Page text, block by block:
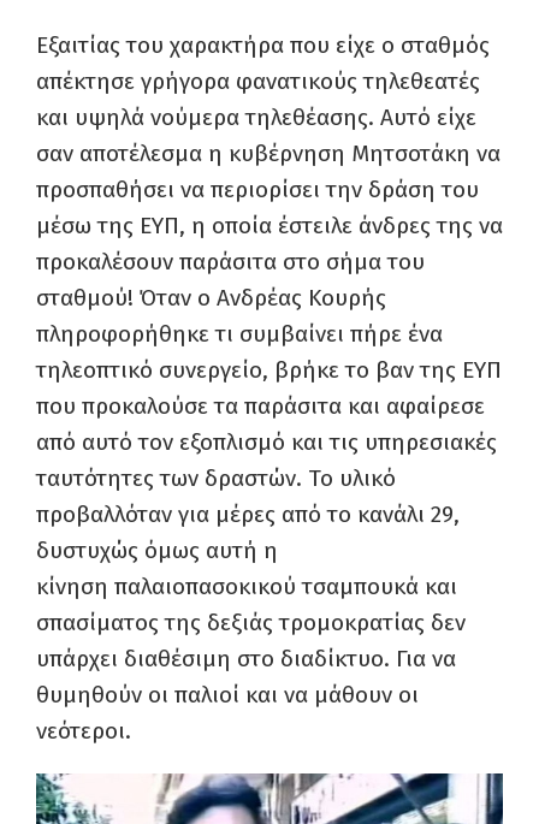
Εξαιτίας του χαρακτήρα που είχε ο σταθμός
απέκτησε γρήγορα φανατικούς τηλεθεατές
και υψηλά νούμερα τηλεθέασης. Αυτό είχε
σαν αποτέλεσμα η κυβέρνηση Μητσοτάκη να
προσπαθήσει να περιορίσει την δράση του
μέσω της ΕΥΠ, η οποία έστειλε άνδρες της να
προκαλέσουν παράσιτα στο σήμα του
σταθμού! Όταν ο Ανδρέας Κουρής
πληροφορήθηκε τι συμβαίνει πήρε ένα
τηλεοπτικό συνεργείο, βρήκε το βαν της ΕΥΠ
που προκαλούσε τα παράσιτα και αφαίρεσε
από αυτό τον εξοπλισμό και τις υπηρεσιακές
ταυτότητες των δραστών. Το υλικό
προβαλλόταν για μέρες από το κανάλι 29,
δυστυχώς όμως αυτή η
κίνηση παλαιοπασοκικού τσαμπουκά και
σπασίματος της δεξιάς τρομοκρατίας δεν
υπάρχει διαθέσιμη στο διαδίκτυο. Για να
θυμηθούν οι παλιοί και να μάθουν οι
νεότεροι.